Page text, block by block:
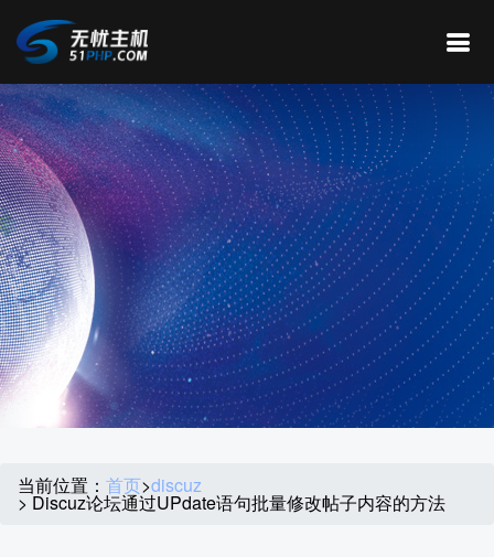
当前位置： 首页>discuz
> Discuz论坛通过UPdate语句批量修改帖子内容的方法